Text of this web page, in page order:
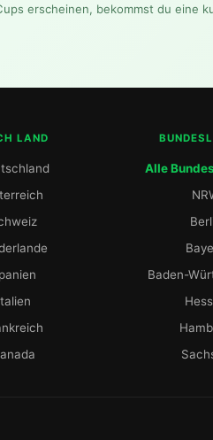
erscheinen, bekommst du eine
LAND
Alle
Baden-